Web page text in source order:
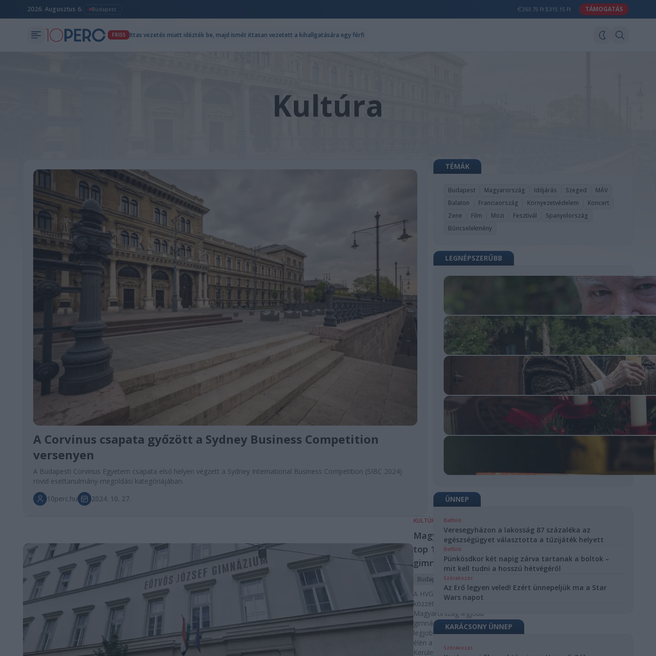
2026. Augusztus 6. Budapest 363.75 Ft 315.15 Ft TÁMOGATÁS
FRISS Ittas vezetés miatt idézték be, majd ismét ittasan vezetett a kihallgatására egy férfi
Kultúra
A Corvinus csapata győzött a Sydney Business Competition
versenyen
A Budapesti Corvinus Egyetem csapata első helyen végzett a Sydney International Business Competition (SIBC 2024)
rövid esettanulmány-megoldási kategóriájában.
10perc.hu
2024. 10. 27.
KULTÚRA
Magyarország
top 10
gimnáziuma
Budapest Oktatás
A HVG idén is
közzétette
Magyarország legjobb
gimnáziumainak száz
legjobbját, amelynek
élén a Budapest V.
Kerületi Eötvös József
TÉMÁK
Budapest Magyarország Időjárás Szeged
MÁV
Balaton
Franciaország Környezetvédelem
Koncert
Zene
Film Mozi Fesztivál
Spanyolország
Bűncselekmény
LEGNÉPSZERŰBB
ÜNNEP
Belföld
Veresegyházon a lakosság 87 százaléka az
egészségügyet választotta a tűzijáték helyett
Belföld
Pünkösdkor két napig zárva tartanak a boltok –
mit kell tudni a hosszú hétvégéről
Szórakozás
Az Erő legyen veled! Ezért ünnepeljük ma a Star
Wars napot
KARÁCSONY ÜNNEP
Szórakozás